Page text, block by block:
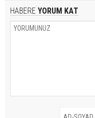
HABERE YORUM KAT